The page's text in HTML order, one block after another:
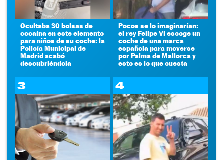
Ocultaba 30 bolsas de
cocaína en este elemento
para niños de su coche: la
Policía Municipal de
Madrid acabó
descubriéndola
Pocos se lo imaginarían:
el rey Felipe VI escoge un
coche de una marca
española para moverse
por Palma de Mallorca y
esto es lo que cuesta
3 4